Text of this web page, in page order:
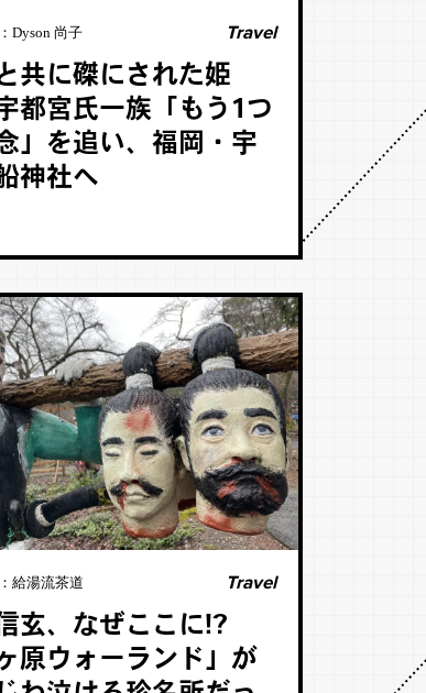
Dyson 尚子 Travel
共に磔にされた姫
宮氏一族「もう1つ
」を追い、福岡・宇
神社へ
給湯流茶道 Travel
玄、なぜここに!?
原ウォーランド」が